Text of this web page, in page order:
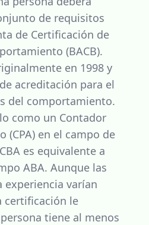
de requisitos
de Certificación de
(BACB).
en 1998 y
acreditación para el
del comportamiento.
como un Contador
(CPA) en el campo de
es equivalente a
ABA. Aunque las
experiencia varían
certificación le
tiene al menos